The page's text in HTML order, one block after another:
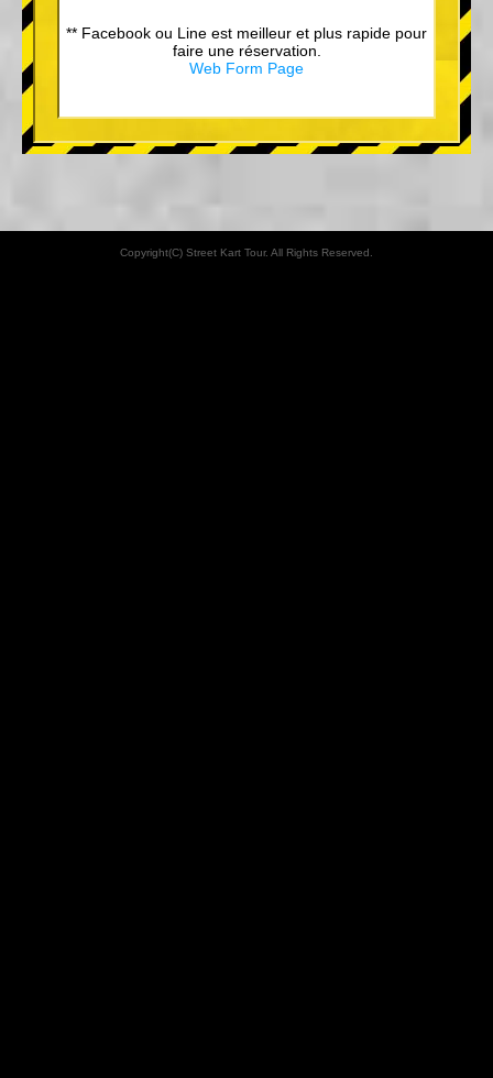
** Facebook ou Line est meilleur et plus rapide pour
faire une réservation.
Web Form Page
Copyright(C) Street Kart Tour. All Rights Reserved.